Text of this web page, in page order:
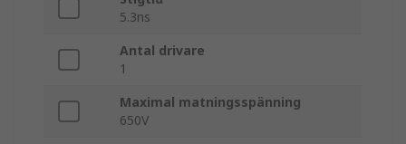
5.3ns
Antal drivare
1
Maximal matningsspänning
650V